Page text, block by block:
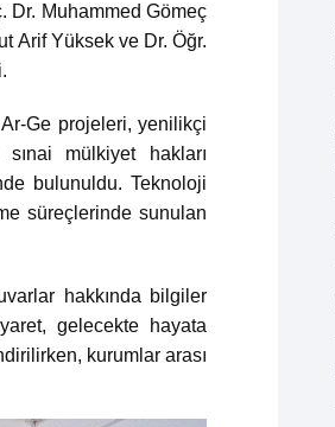
Dr. Muhammed Gömeç
Arif Yüksek ve Dr. Öğr.
Ge projeleri, yenilikçi
mülkiyet hakları
bulunuldu. Teknoloji
süreçlerinde sunulan
hakkında bilgiler
gelecekte hayata
kurumlar arası